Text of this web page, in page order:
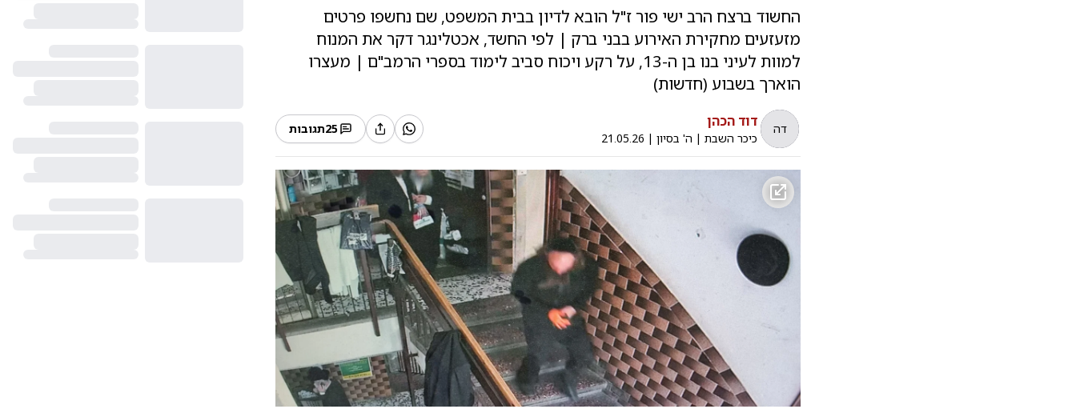
החשוד ברצח הרב ישי פור ז"ל הובא לדיון בבית המשפט, שם נחשפו פרטים
מזעזעים מחקירת האירוע בבני ברק | לפי החשד, אכטלינגר דקר את המנוח
למוות לעיני בנו בן ה-13, על רקע ויכוח סביב לימוד בספרי הרמב"ם | מעצרו
הוארך בשבוע (חדשות)
דה דוד הכהן
כיכר השבת| ה' בסיון |
21.05.26
25תגובות